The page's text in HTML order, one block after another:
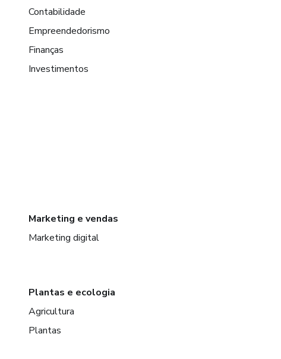
Contabilidade
Empreendedorismo
Finanças
Investimentos
Marketing e vendas
Marketing digital
Plantas e ecologia
Agricultura
Plantas